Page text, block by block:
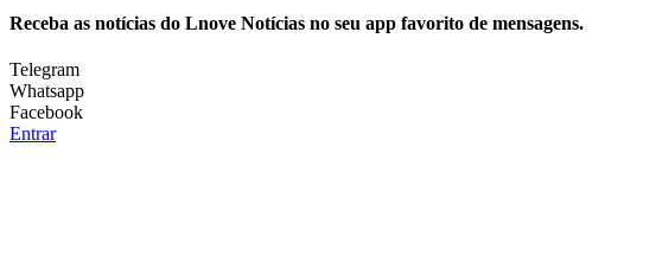
Receba as notícias do Lnove Notícias no seu app favorito de mensagens.
Telegram
Whatsapp
Facebook
Entrar